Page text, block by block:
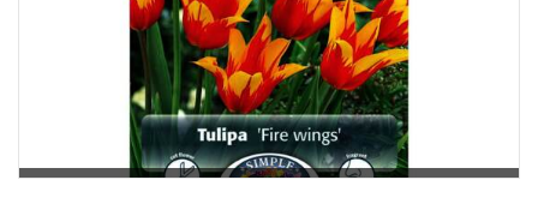
Glossaire
Calendrier horticole
Emplois
Service à la clientèle